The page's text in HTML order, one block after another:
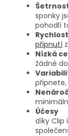
sponky
pohodlí
Rychlost
připnutí
Nízká
žádné
Účesy
díky Clip